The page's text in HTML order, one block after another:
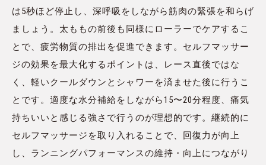
は5秒ほど停止し、深呼吸をしながら筋肉の緊張を和らげ
ましょう。太ももの前後も同様にローラーでケアするこ
とで、疲労物質の排出を促進できます。セルフマッサー
ジの効果を最大化するポイントは、レース直後ではな
く、軽いクールダウンとシャワーを済ませた後に行うこ
とです。適度な水分補給をしながら15〜20分程度、痛気
持ちいいと感じる強さで行うのが理想的です。継続的に
セルフマッサージを取り入れることで、回復力が向上
し、ランニングパフォーマンスの維持・向上につながり